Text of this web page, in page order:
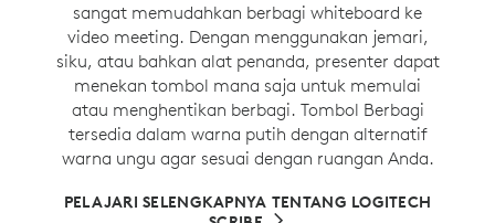
sangat memudahkan berbagi whiteboard ke
video meeting. Dengan menggunakan jemari,
siku, atau bahkan alat penanda, presenter dapat
menekan tombol mana saja untuk memulai
atau menghentikan berbagi. Tombol Berbagi
tersedia dalam warna putih dengan alternatif
warna ungu agar sesuai dengan ruangan Anda.
PELAJARI SELENGKAPNYA TENTANG LOGITECH